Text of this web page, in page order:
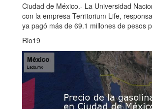
Ciudad de México.- La Universidad
con la empresa Territorium Life,
ya pagó más de 69.1 millones de pesos
Rio19